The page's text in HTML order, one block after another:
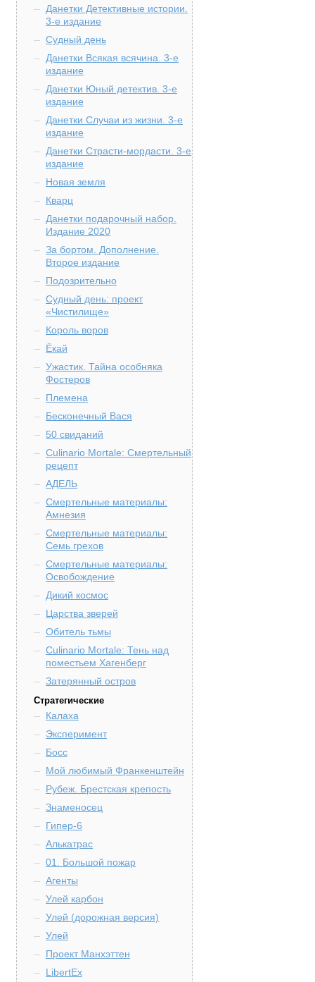
Данетки Детективные истории.
3-е издание
Судный день
Данетки Всякая всячина. 3-е
издание
Данетки Юный детектив. 3-е
издание
Данетки Случаи из жизни. 3-е
издание
Данетки Страсти-мордасти. 3-е
издание
Новая земля
Кварц
Данетки подарочный набор.
Издание 2020
За бортом. Дополнение.
Второе издание
Подозрительно
Судный день: проект
«Чистилище»
Король воров
Ёкай
Ужастик. Тайна особняка
Фостеров
Племена
Бесконечный Вася
50 свиданий
Culinario Mortale: Смертельный
рецепт
АДЕЛЬ
Смертельные материалы:
Амнезия
Смертельные материалы:
Семь грехов
Смертельные материалы:
Освобождение
Дикий космос
Царства зверей
Обитель тьмы
Culinario Mortale: Тень над
поместьем Хагенберг
Затерянный остров
Стратегические
Калаха
Эксперимент
Босс
Мой любимый Франкенштейн
Рубеж. Брестская крепость
Знаменосец
Гипер-6
Алькатрас
01. Большой пожар
Агенты
Улей карбон
Улей (дорожная версия)
Улей
Проект Манхэттен
LibertEx